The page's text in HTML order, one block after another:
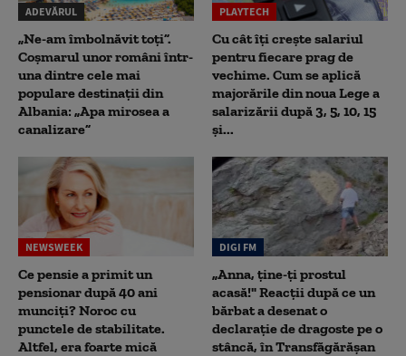
ADEVĂRUL
„Ne-am îmbolnăvit toți”.
Coșmarul unor români într-
una dintre cele mai
populare destinații din
Albania: „Apa mirosea a
canalizare”
PLAYTECH
Cu cât îți crește salariul
pentru fiecare prag de
vechime. Cum se aplică
majorările din noua Lege a
salarizării după 3, 5, 10, 15
și...
NEWSWEEK
Ce pensie a primit un
pensionar după 40 ani
munciți? Noroc cu
punctele de stabilitate.
Altfel, era foarte mică
DIGI FM
„Anna, ţine-ţi prostul
acasă!" Reacţii după ce un
bărbat a desenat o
declaraţie de dragoste pe o
stâncă, în Transfăgărăşan